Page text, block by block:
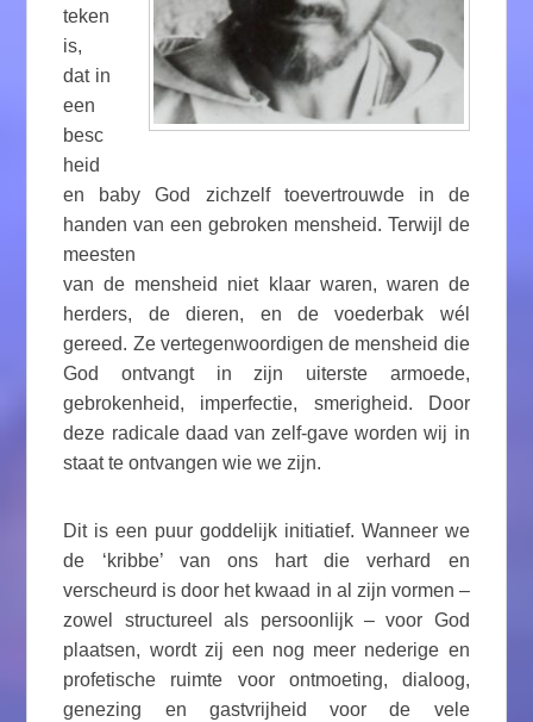
teken
is,
dat in
een
besc
heid
en baby God zichzelf toevertrouwde in de
handen van een gebroken mensheid. Terwijl de
meesten
van de mensheid niet klaar waren, waren de
herders, de dieren, en de voederbak wél
gereed. Ze vertegenwoordigen de mensheid die
God ontvangt in zijn uiterste armoede,
gebrokenheid, imperfectie, smerigheid. Door
deze radicale daad van zelf-gave worden wij in
staat te ontvangen wie we zijn.
Dit is een puur goddelijk initiatief. Wanneer we
de ‘kribbe’ van ons hart die verhard en
verscheurd is door het kwaad in al zijn vormen –
zowel structureel als persoonlijk – voor God
plaatsen, wordt zij een nog meer nederige en
profetische ruimte voor ontmoeting, dialoog,
genezing en gastvrijheid voor de vele